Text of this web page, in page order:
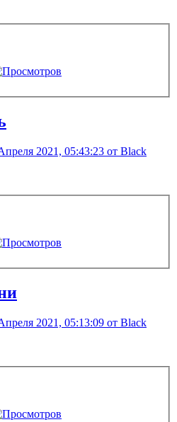
2021, 05:43:23 от Black
2021, 05:13:09 от Black